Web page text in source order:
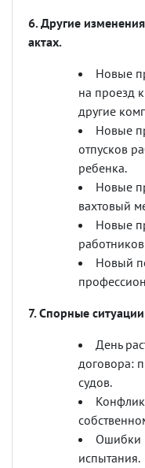
6. Другие
актах.
Новые
на проезд
другие
Новые
отпусков
ребенка.
Новые
вахтовый
Новые
Новый
7. Спорные
День
договора:
судов.
Ошибки
испытания.